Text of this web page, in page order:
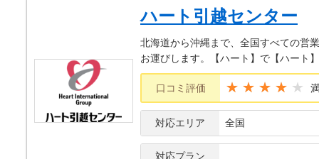
また引越しの際には利用を検討しよう
荷物の少ない方にはオススメの業者だ
ハート引越センター
北海道から沖縄まで、全国すべての営
お運びします。【ハート】で【ハート
口コミ評価 ★★★★
対応エリア 全国
対応プラン